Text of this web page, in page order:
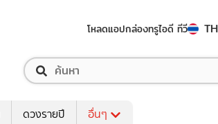
โหลดแอปกล่องทรูไอดี ทีวี TH
ดวงรายปี อื่นๆ